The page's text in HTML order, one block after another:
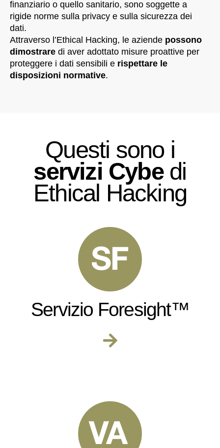
finanziario o quello sanitario, sono soggette a
rigide norme sulla privacy e sulla sicurezza dei
dati.
Attraverso l’Ethical Hacking, le aziende possono
dimostrare di aver adottato misure proattive per
proteggere i dati sensibili e rispettare le
disposizioni normative.
Questi sono i
servizi Cybedi
Ethical Hacking
Servizio Foresight™